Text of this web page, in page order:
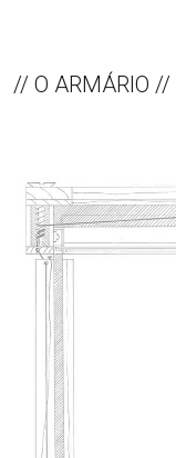
// O ARMÁRIO //